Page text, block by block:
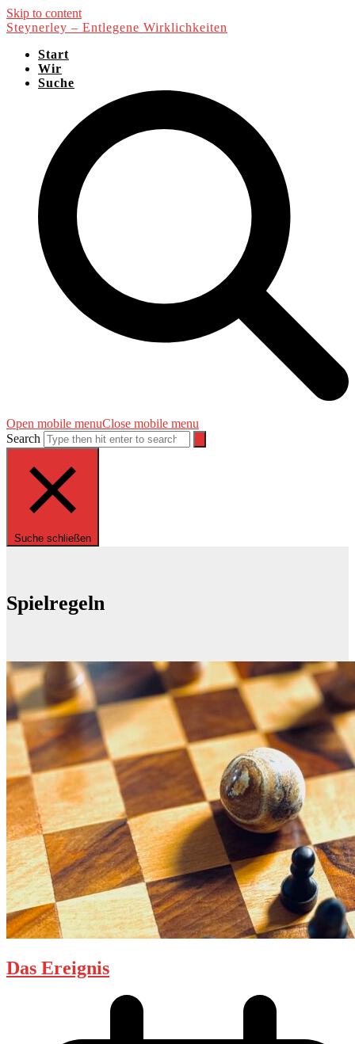
Skip to content
Steynerley – Entlegene Wirklichkeiten
Start
Wir
Suche
Open mobile menuClose mobile menu
Search
Suche schließen
Spielregeln
Das Ereignis